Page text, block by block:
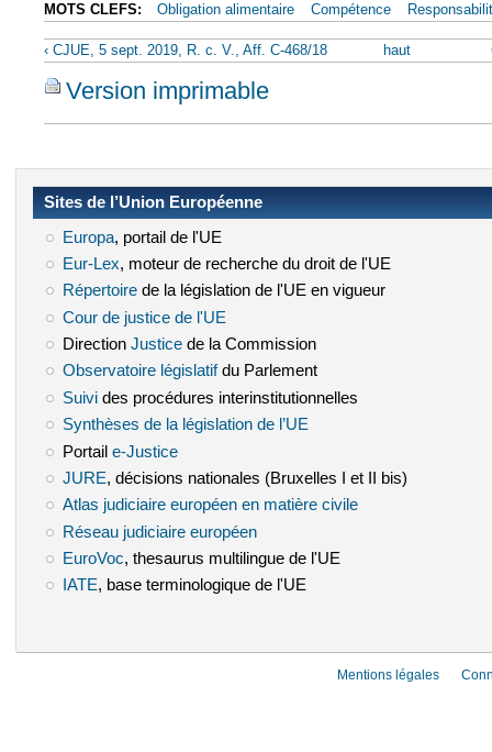
MOTS CLEFS: Obligation alimentaire Compétence
‹ CJUE, 5 sept. 2019, R. c. V., Aff. C-468/18 haut
Version imprimable
Sites de l’Union Européenne
Europa(le lien est externe)
, portail de l'UE
Eur-Lex (le lien est externe)
, moteur de recherche du droit de l'UE
Répertoire(le lien est externe)
de la législation de l'UE en vigueur
Cour de justice de l'UE
Direction Justice(le lien est externe)
de la Commission
Observatoire législatif(le lien est externe)
du Parlement
Suivi(le lien est externe)
des procédures interinstitutionnelles
Synthèses de la législation de l’UE
Portail e-Justice(le lien est externe)
JURE (le lien est externe)
, décisions nationales (Bruxelles I et II bis)
Atlas judiciaire européen en matière civile(le lien est externe)
Réseau judiciaire européen(le lien est externe)
EuroVoc (le lien est externe)
, thesaurus multilingue de l'UE
IATE(le lien est externe)
, base terminologique de l'UE
Mentions légales